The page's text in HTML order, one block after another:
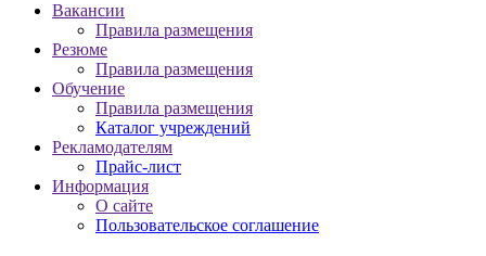
Вакансии
Правила размещения
Резюме
Правила размещения
Обучение
Правила размещения
Каталог учреждений
Рекламодателям
Прайс-лист
Информация
О сайте
Пользовательское соглашение